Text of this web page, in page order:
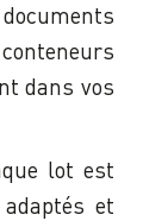
dans vos
lot est
et